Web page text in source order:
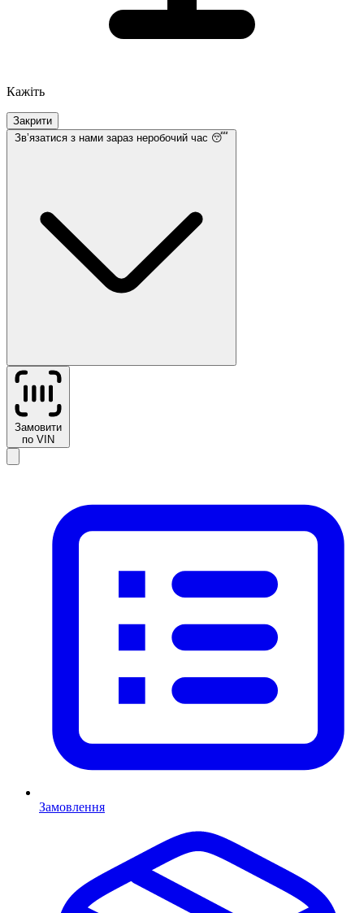
Кажіть
Закрити
Звʼязатися з нами зараз неробочий час 😴
Замовити
по VIN
Замовлення